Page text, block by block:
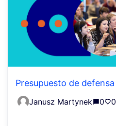
Presupuesto de defensa
Janusz Martynek 0 0